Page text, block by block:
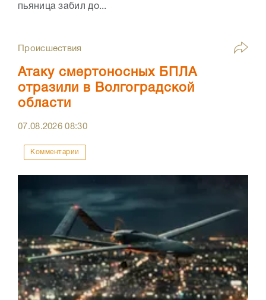
пьяница забил до...
Происшествия
Атаку смертоносных БПЛА
отразили в Волгоградской
области
07.08.202608:30
Комментарии